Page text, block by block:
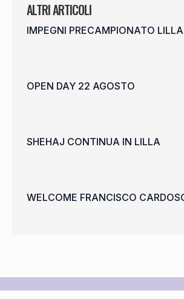
ALTRI ARTICOLI
IMPEGNI PRECAMPIONATO LILLA
OPEN DAY 22 AGOSTO
SHEHAJ CONTINUA IN LILLA
WELCOME FRANCISCO